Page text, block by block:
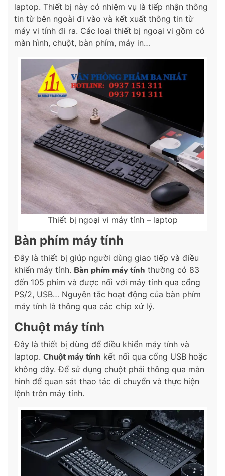
laptop. Thiết bị này có nhiệm vụ là tiếp nhận thông
tin từ bên ngoài đi vào và kết xuất thông tin từ
máy vi tính đi ra. Các loại thiết bị ngoại vi gồm có
màn hình, chuột, bàn phím, máy in…
Thiết bị ngoại vi máy tính – laptop
Bàn phím máy tính
Đây là thiết bị giúp người dùng giao tiếp và điều
khiển máy tính. Bàn phím máy tính thường có 83
đến 105 phím và được nối với máy tính qua cổng
PS/2, USB… Nguyên tắc hoạt động của bàn phím
máy tính là thông qua các chip xử lý.
Chuột máy tính
Đây là thiết bị dùng để điều khiển máy tính và
laptop. Chuột máy tính kết nối qua cổng USB hoặc
không dây. Để sử dụng chuột phải thông qua màn
hình để quan sát thao tác di chuyển và thực hiện
lệnh trên máy tính.